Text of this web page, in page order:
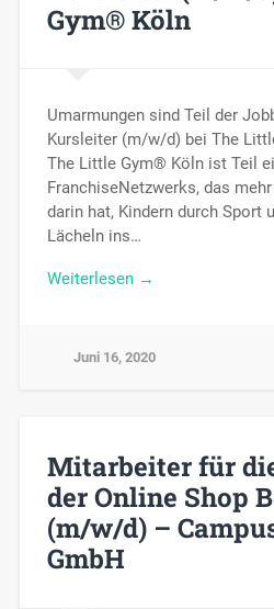
Gym® Köln
Umarmungen sind Teil der
Kursleiter (m/w/d) bei The
The Little Gym® Köln ist Teil
FranchiseNetzwerks, das
darin hat, Kindern durch Sport
Lächeln ins…
Weiterlesen →
Juni 16, 2020
Mitarbeiter für
der Online Shop
(m/w/d) –
GmbH